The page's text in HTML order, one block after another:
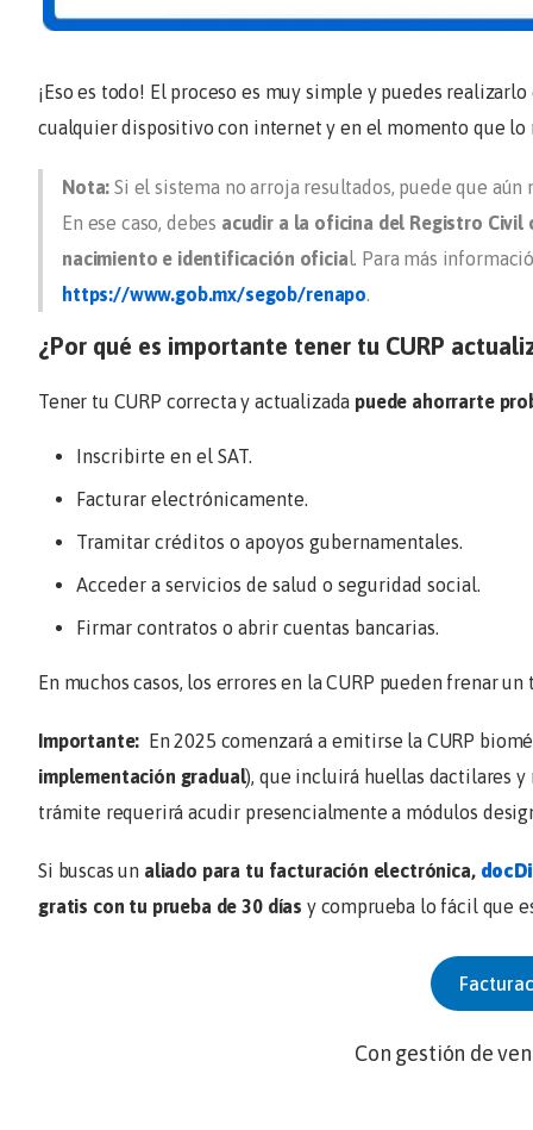
¡Eso es todo! El proceso es muy simple y puedes
cualquier dispositivo con internet y en el momento que
Nota: Si el sistema no arroja resultados, puede que aún
En ese caso, debes acudir a la oficina del Registro Civil
nacimiento e identificación oficia l. Para más
https://www.gob.mx/segob/renapo
¿Por qué es importante tener tu CURP
Tener tu CURP correcta y actualizada puede ahorrarte
Inscribirte en el SAT.
Facturar electrónicamente.
Tramitar créditos o apoyos gubernamentales.
Acceder a servicios de salud o seguridad social.
Firmar contratos o abrir cuentas bancarias.
En muchos casos, los errores en la CURP pueden frenar
Importante: En 2025 comenzará a emitirse la CURP
implementación gradual), que incluirá huellas dactilares
trámite requerirá acudir presencialmente a módulos
Si buscas un aliado para tu facturación electrónica,
gratis con tu prueba de 30 días y comprueba lo fácil que
Con gestión de